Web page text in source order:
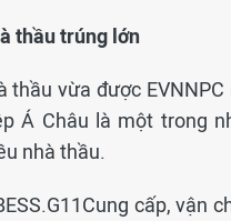
thầu trúng lớn
thầu vừa được
Á Châu là một trong
nhà thầu.
cấp, vận